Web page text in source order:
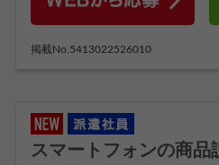
掲載No.5413022526010
スマートフォンの商品